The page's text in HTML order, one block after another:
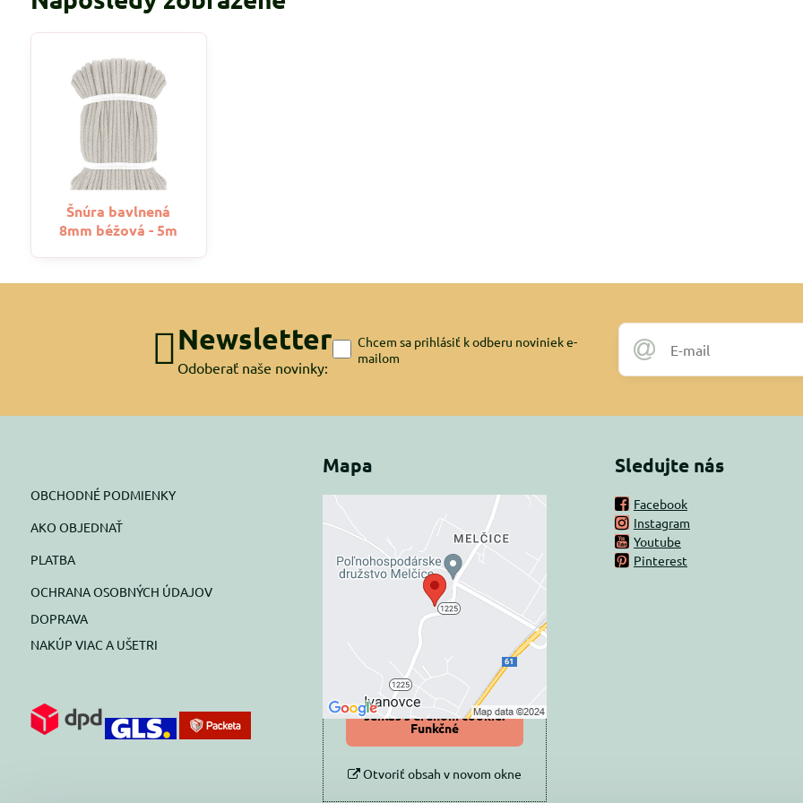
Šnúra bavlnená
8mm béžová - 5m
Newsletter
Odoberať naše novinky:
Chcem sa prihlásiť k odberu noviniek e-
mailom
OBCHODNÉ PODMIENKY
AKO OBJEDNAŤ
PLATBA
OCHRANA OSOBNÝCH ÚDAJOV
DOPRAVA
NAKÚP VIAC A UŠETRI
Mapa
Externý obsah je
blokovaný Voľbami
súkromia
Prajete si načítať externý obsah?
Povoliť tentokrát
Povoliť a zapamätať -
súhlas s druhom cookie:
Funkčné
Otvoriť obsah v novom okne
Sledujte nás
Facebook
Instagram
Youtube
Pinterest